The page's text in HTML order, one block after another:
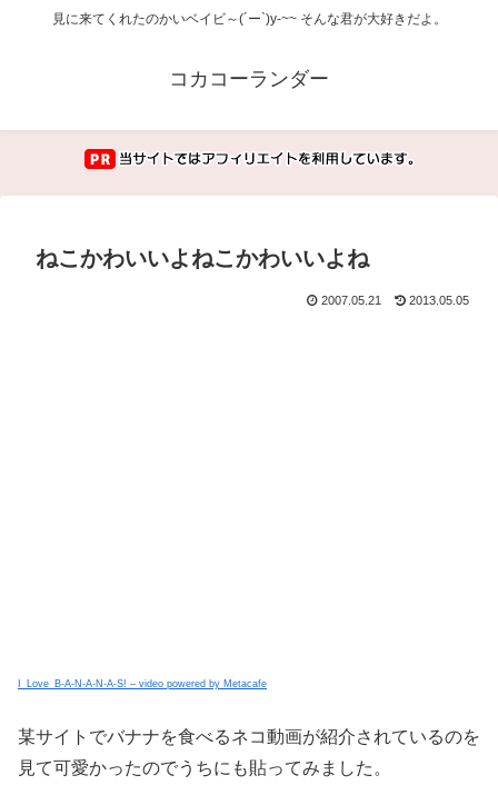
見に来てくれたのかいベイビ～(´ー`)y-~~ そんな君が大好きだよ。
コカコーランダー
ねこかわいいよねこかわいいよね
2007.05.21 2013.05.05
I_Love_B-A-N-A-N-A-S! – video powered by Metacafe
某サイトでバナナを食べるネコ動画が紹介されているのを
見て可愛かったのでうちにも貼ってみました。